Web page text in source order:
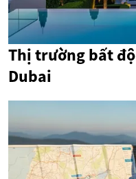
Thị trường bất
Dubai